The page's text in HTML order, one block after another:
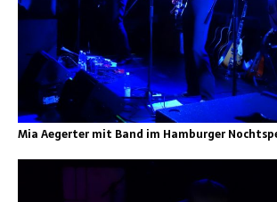
Mia Aegerter mit Band im Hamburger